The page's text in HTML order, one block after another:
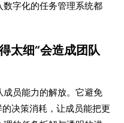
字化的任务管理系统都
太细”会造成团队
员能力的解放。它避免
决策消耗，让成员能把更